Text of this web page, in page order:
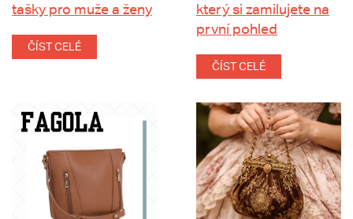
tašky pro muže a ženy
ČÍST CELÉ
který si zamilujete na
první pohled
ČÍST CELÉ